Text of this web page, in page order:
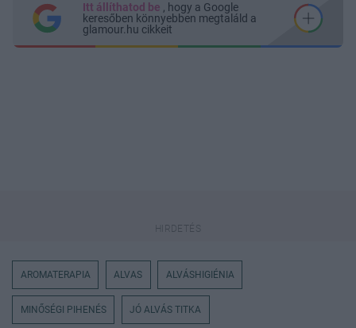
Itt állíthatod be , hogy a Google
keresőben könnyebben megtaláld a
glamour.hu cikkeit
AROMATERAPIA ALVAS ALVÁSHIGIÉNIA
MINŐSÉGI PIHENÉS JÓ ALVÁS TITKA